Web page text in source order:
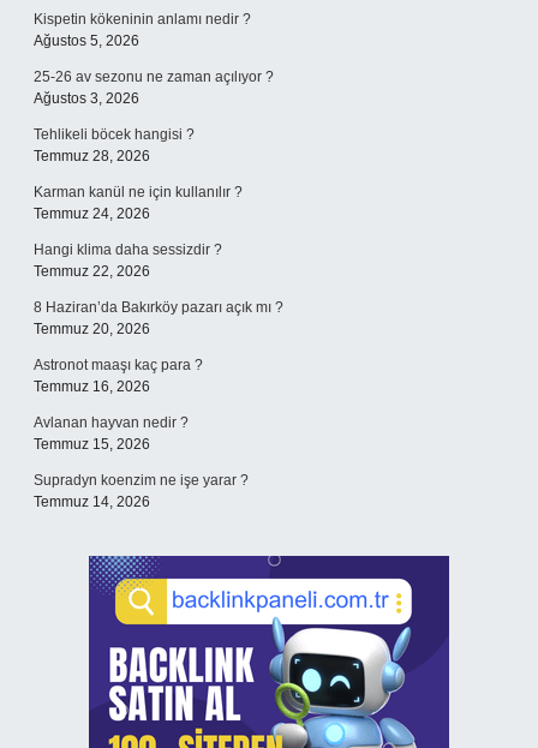
Kispetin kökeninin anlamı nedir ?
Ağustos 5, 2026
25-26 av sezonu ne zaman açılıyor ?
Ağustos 3, 2026
Tehlikeli böcek hangisi ?
Temmuz 28, 2026
Karman kanül ne için kullanılır ?
Temmuz 24, 2026
Hangi klima daha sessizdir ?
Temmuz 22, 2026
8 Haziran’da Bakırköy pazarı açık mı ?
Temmuz 20, 2026
Astronot maaşı kaç para ?
Temmuz 16, 2026
Avlanan hayvan nedir ?
Temmuz 15, 2026
Supradyn koenzim ne işe yarar ?
Temmuz 14, 2026